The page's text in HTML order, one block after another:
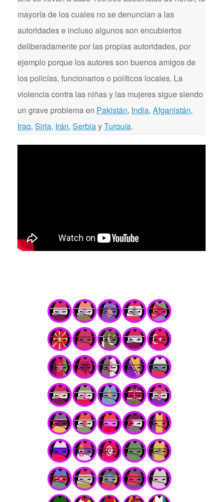
mayoría de los cuales no se denuncian a las
autoridades e incluso algunos son encubiertos
deliberadamente por las propias autoridades, por
ejemplo porque los autores son buenos amigos de
los policías, funcionarios o políticos locales. La
violencia contra las niñas y las mujeres sigue siendo
un grave problema en Pakistán, India, Afganistán,
Iraq, Siria, Irán, SerbiayTurquía.